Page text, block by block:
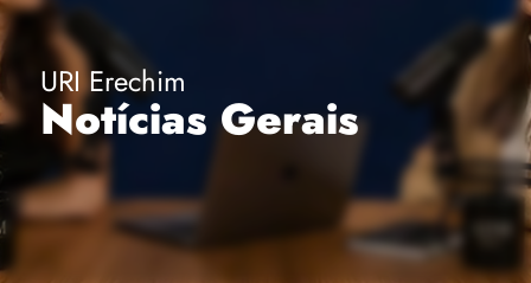
URI Erechim
Notícias Gerais